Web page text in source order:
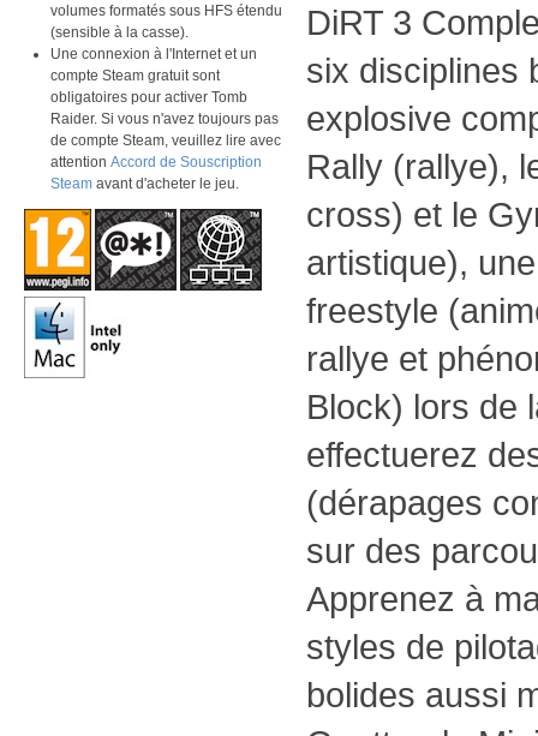
volumes formatés sous HFS étendu
(sensible à la casse).
Une connexion à l'Internet et un
compte Steam gratuit sont
obligatoires pour activer Tomb
Raider. Si vous n'avez toujours pas
de compte Steam, veuillez lire avec
attention Accord de Souscription
Steamavant d'acheter le jeu.
DiRT 3
six disciplines
explosive
Rally (rallye),
cross) et le
artistique),
freestyle
rallye et
Block) lors de
effectuerez
(dérapages
sur des
Apprenez à
styles de
bolides aussi